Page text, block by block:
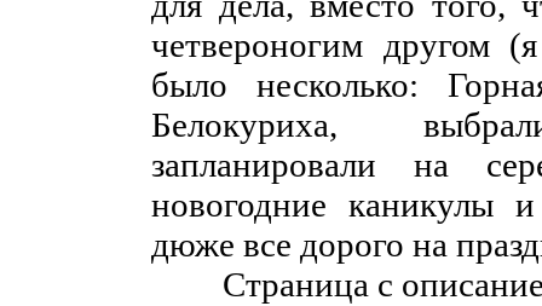
четвероногим другом
было несколько:
Белокуриха,
запланировали на
новогодние каникулы
дюже все дорого на
Страница с